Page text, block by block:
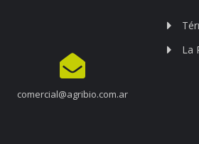
comercial@agribio.com.ar
La